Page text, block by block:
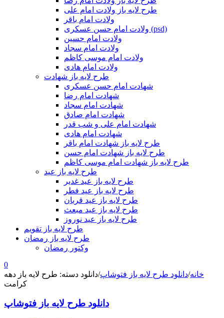
طرح لایه باز ولادت امام علی
ولادت امام باقر
ولادت امام حسن عسکری (psd)
ولادت امام حسین
ولادت امام سجاد
ولادت امام موسی کاظم
ولادت امام هادی
طرح لایه باز شهادت
شهادت امام حسن عسکری
شهادت امام رضا
شهادت امام سجاد
شهادت امام صادق
شهادت امام علی و شب قدر
شهادت امام هادی
طرح لایه باز شهادت امام باقر
طرح لایه باز شهادت امام حسن
طرح لایه باز شهادت امام موسی کاظم
طرح لایه باز عید
طرح لایه باز عید غدیر
طرح لایه باز عید فطر
طرح لایه باز عید قربان
طرح لایه باز عید مبعث
طرح لایه باز عید نوروز
طرح لایه باز تقویم
طرح لایه باز رمضان
وکتور رمضان
0
خانه/دانلود طرح لایه باز فتوشاپ/دانلود دسته: طرح لایه باز دهه
کرامت
دانلود طرح لایه باز فتوشاپ